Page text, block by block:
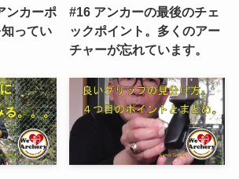
ンカーポ
ってい
#16 アンカーの最後のチェ
ックポイント。多くのアー
チャーが忘れています。